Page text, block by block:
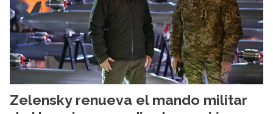
Zelensky renueva el mando militar